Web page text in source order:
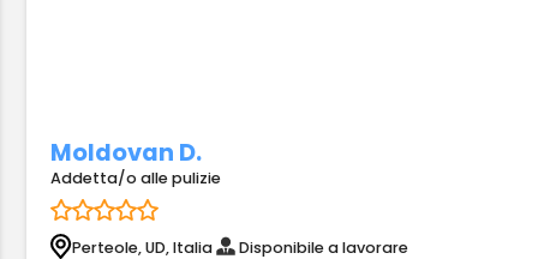
Moldovan D.
Addetta/o alle pulizie
Perteole, UD, Italia Disponibile a lavorare